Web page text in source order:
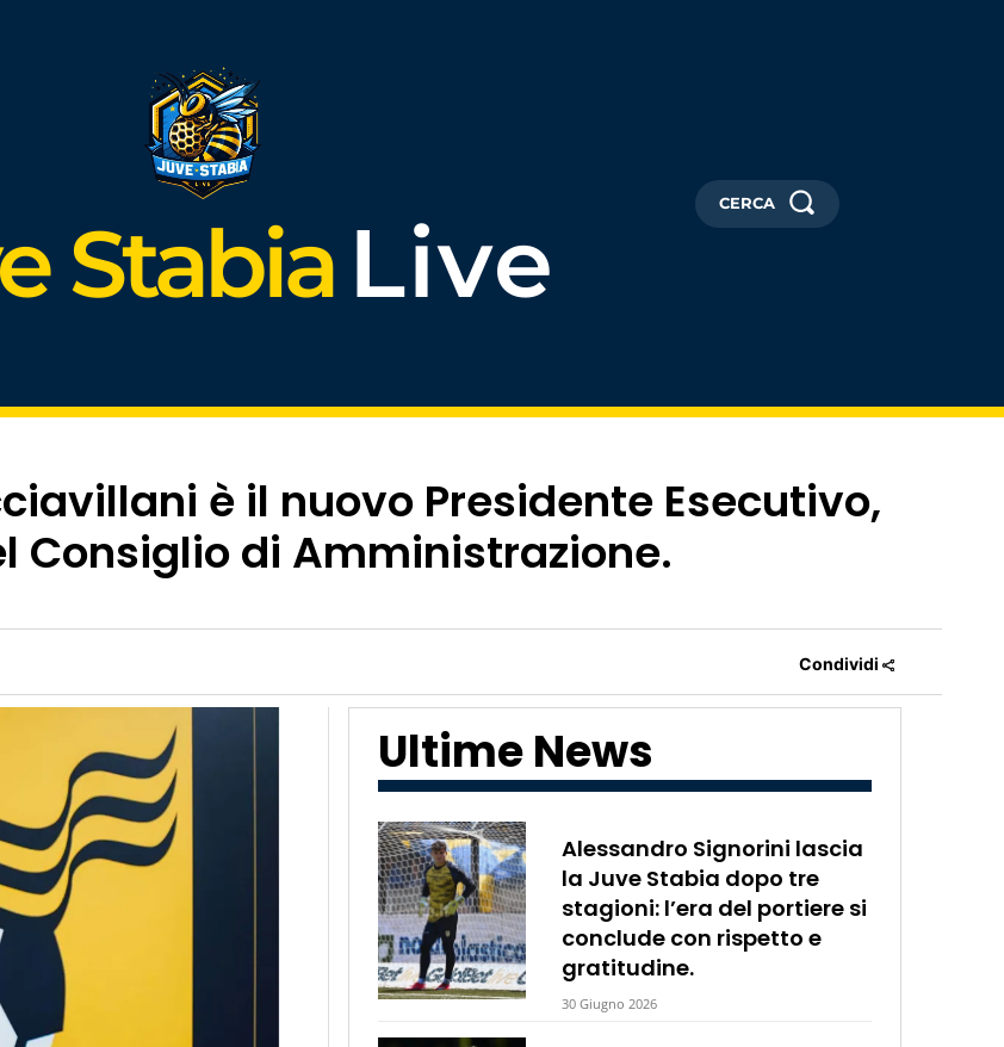
StabiaLive
CERCA
è il nuovo Presidente Esecutivo,
Consiglio di Amministrazione.
Condividi
Ultime News
Alessandro Signorini lascia
la Juve Stabia dopo tre
stagioni: l’era del portiere si
conclude con rispetto e
gratitudine.
30 Giugno 2026